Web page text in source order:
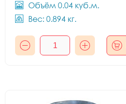
Объём 0.04 куб.м.
Вес: 0.894 кг.